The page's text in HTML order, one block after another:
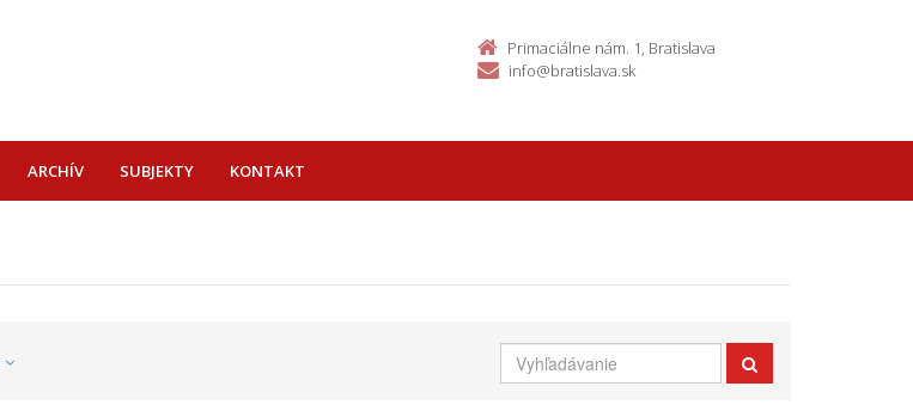
Primaciálne nám. 1, Bratislava
info@bratislava.sk
ARCHÍV SUBJEKTY KONTAKT